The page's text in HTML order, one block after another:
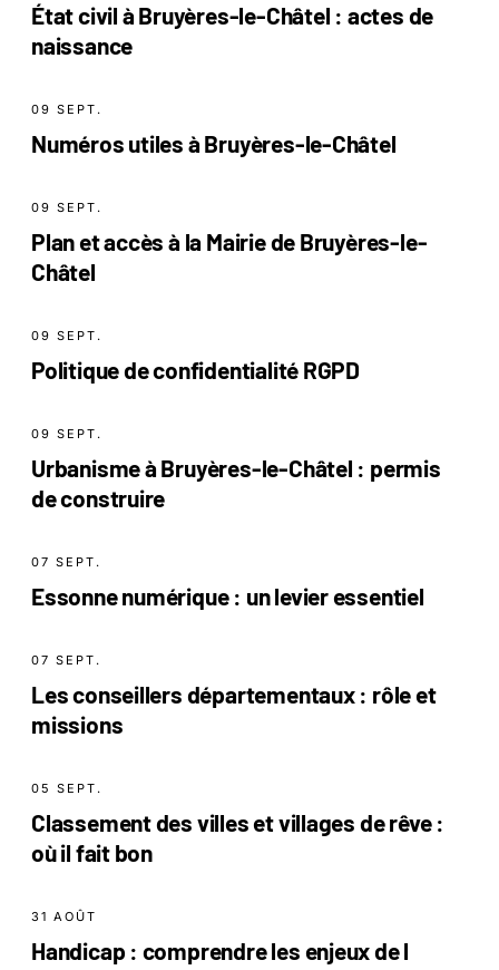
État civil à Bruyères-le-Châtel : actes de
naissance
09 SEPT.
Numéros utiles à Bruyères-le-Châtel
09 SEPT.
Plan et accès à la Mairie de Bruyères-le-
Châtel
09 SEPT.
Politique de confidentialité RGPD
09 SEPT.
Urbanisme à Bruyères-le-Châtel : permis
de construire
07 SEPT.
Essonne numérique : un levier essentiel
07 SEPT.
Les conseillers départementaux : rôle et
missions
05 SEPT.
Classement des villes et villages de rêve :
où il fait bon
31 AOÛT
Handicap : comprendre les enjeux de l